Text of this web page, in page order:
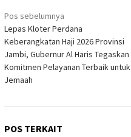
Navigasi
pos
Pos sebelumnya
Lepas Kloter Perdana
Keberangkatan Haji 2026 Provinsi
Jambi, Gubernur Al Haris Tegaskan
Komitmen Pelayanan Terbaik untuk
Jemaah
POS TERKAIT